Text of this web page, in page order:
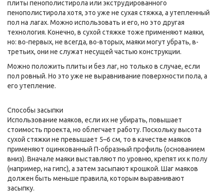
плиты пенополистирола или экструдированного
пенополистирола хотя, это уже не сухая стяжка, а утепленный
пол на лагах. Можно использовать и его, но это другая
технология. Конечно, в сухой стяжке тоже применяют маяки,
но: во-первых, не всегда, во-вторых, маяки могут убрать, в-
третьих, они не служат несущей частью конструкции.
Можно положить плиты и без лаг, но только в случае, если
пол ровный. Но это уже не выравнивание поверхности пола, а
его утепление.
Способы засыпки
Использование маяков, если их не убирать, повышает
стоимость проекта, но облегчает работу. Поскольку высота
сухой стяжки не превышает 5–6 см, то в качестве маяков
применяют оцинкованный П-образный профиль (основанием
вниз). Вначале маяки выставляют по уровню, крепят их к полу
(например, на гипс), а затем засыпают крошкой. Шаг маяков
должен быть меньше правила, которым выравнивают
засыпку.